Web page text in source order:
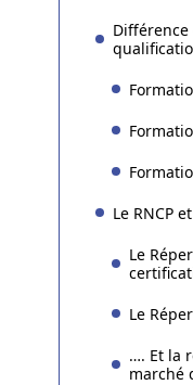
Le RNCP
Le
Le
…. Et la
marché